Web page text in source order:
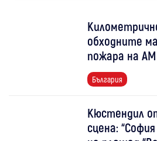
обходните
пожара на АМ
България
Кюстендил
сцена: